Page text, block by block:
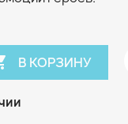
В КОРЗИНУ